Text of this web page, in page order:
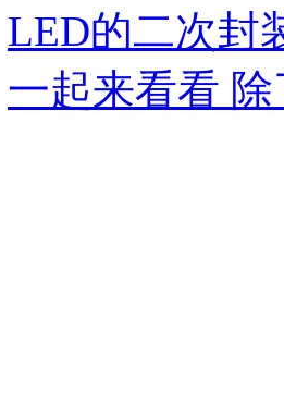
LED的二次封
一起来看看